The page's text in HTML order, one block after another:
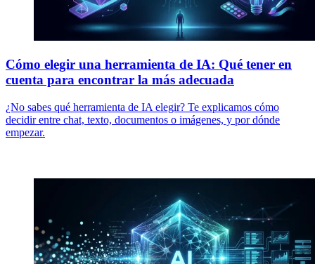
Cómo elegir una herramienta de IA: Qué tener en
cuenta para encontrar la más adecuada
¿No sabes qué herramienta de IA elegir? Te explicamos cómo
decidir entre chat, texto, documentos o imágenes, y por dónde
empezar.